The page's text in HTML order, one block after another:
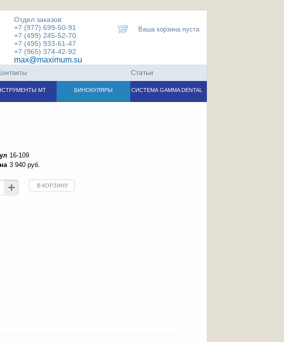
Отдел заказов:
+7 (977) 699-50-91
+7 (499) 245-52-70
+7 (495) 933-61-47
+7 (965) 374-42-92
max@maximum.su
Ваша корзина пуста
Статьи
МТ БИНОКУЛЯРЫ СИСТЕМА GAMMA DENTAL
16-109
3 940 руб.
В КОРЗИНУ